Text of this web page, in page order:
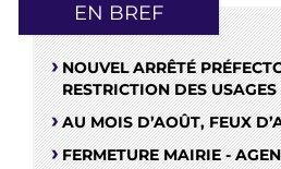
EN BREF
NOUVEL ARRÊTÉ
RESTRICTION DES
AU MOIS D’AOÛT, FEUX
FERMETURE MAIRIE -